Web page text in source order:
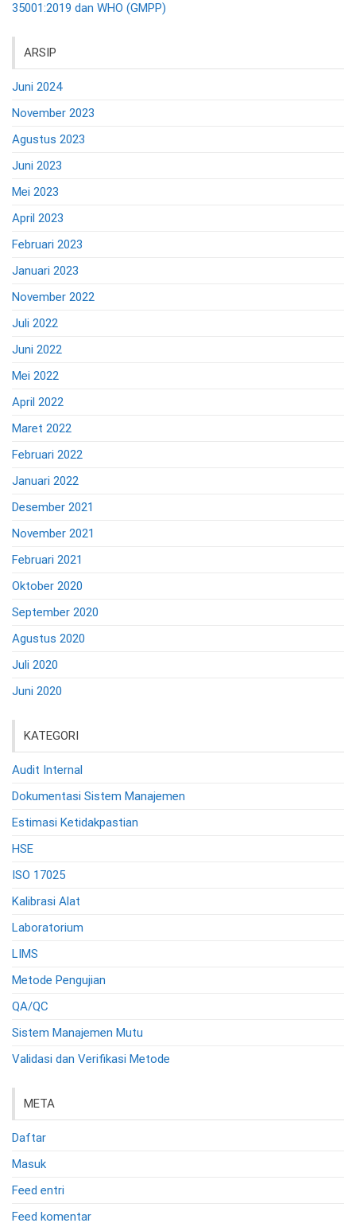
35001:2019 dan WHO (GMPP)
ARSIP
Juni 2024
November 2023
Agustus 2023
Juni 2023
Mei 2023
April 2023
Februari 2023
Januari 2023
November 2022
Juli 2022
Juni 2022
Mei 2022
April 2022
Maret 2022
Februari 2022
Januari 2022
Desember 2021
November 2021
Februari 2021
Oktober 2020
September 2020
Agustus 2020
Juli 2020
Juni 2020
KATEGORI
Audit Internal
Dokumentasi Sistem Manajemen
Estimasi Ketidakpastian
HSE
ISO 17025
Kalibrasi Alat
Laboratorium
LIMS
Metode Pengujian
QA/QC
Sistem Manajemen Mutu
Validasi dan Verifikasi Metode
META
Daftar
Masuk
Feed entri
Feed komentar